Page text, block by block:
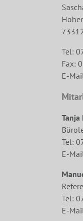
Tel:
Fax:
E-
Tel:
E-
Tel:
E-